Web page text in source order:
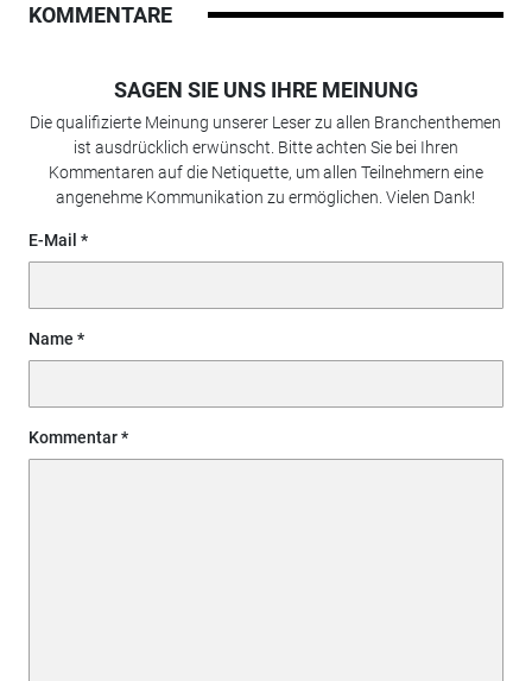
KOMMENTARE
SAGEN SIE UNS IHRE MEINUNG
Die qualifizierte Meinung unserer Leser zu allen Branchenthemen
ist ausdrücklich erwünscht. Bitte achten Sie bei Ihren
Kommentaren auf die Netiquette, um allen Teilnehmern eine
angenehme Kommunikation zu ermöglichen. Vielen Dank!
E-Mail
Name
Kommentar